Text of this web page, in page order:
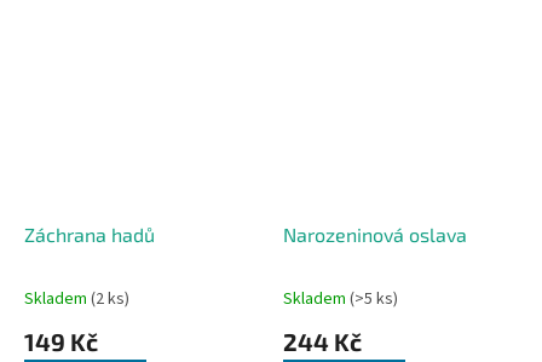
Záchrana hadů
Skladem (2 ks)
149 Kč
Narozeninová oslava
Skladem (>5 ks)
244 Kč